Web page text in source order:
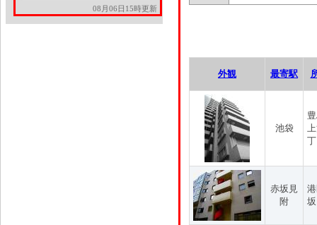
08月06日15時更新
外観 最寄駅
池袋
赤坂見
附